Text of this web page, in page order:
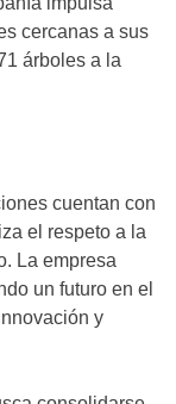
cercanas a sus
árboles a la
cuentan con
el respeto a la
La empresa
un futuro en el
y